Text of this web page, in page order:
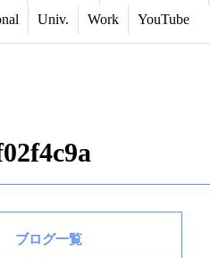
Univ. Work YouTube
ブログ一覧